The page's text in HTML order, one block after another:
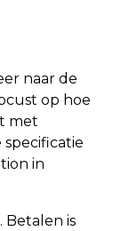
naar de
op hoe
met
in
Betalen is